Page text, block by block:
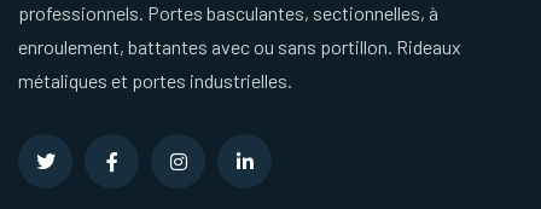
professionnels. Portes basculantes, sectionnelles, à
enroulement, battantes avec ou sans portillon. Rideaux
métaliques et portes industrielles.